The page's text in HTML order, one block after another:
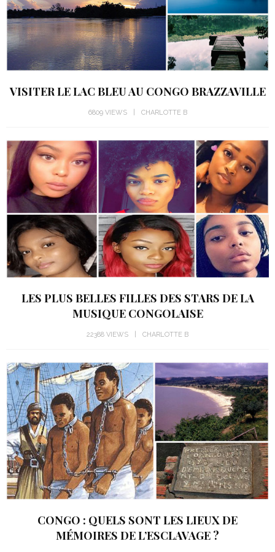
VISITER LE LAC BLEU AU CONGO BRAZZAVILLE
6809 VIEWS CHARLOTTE B
LES PLUS BELLES FILLES DES STARS DE LA
MUSIQUE CONGOLAISE
22388 VIEWS CHARLOTTE B
CONGO : QUELS SONT LES LIEUX DE
MÉMOIRES DE L’ESCLAVAGE ?